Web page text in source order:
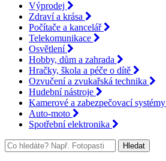
Výprodej
Zdraví a krása
Počítače a kancelář
Telekomunikace
Osvětlení
Hobby, dům a zahrada
Hračky, škola a péče o dítě
Ozvučení a zvukařská technika
Hudební nástroje
Kamerové a zabezpečovací systémy
Auto-moto
Spotřební elektronika